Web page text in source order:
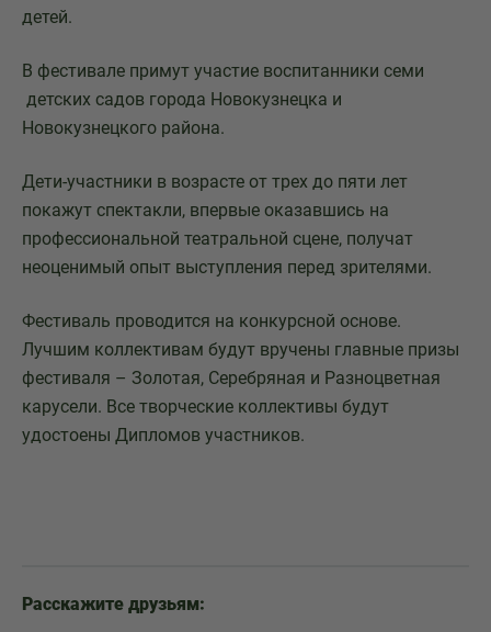
детей.
В фестивале примут участие воспитанники семи
детских садов города Новокузнецка и
Новокузнецкого района.
Дети-участники в возрасте от трех до пяти лет
покажут спектакли, впервые оказавшись на
профессиональной театральной сцене, получат
неоценимый опыт выступления перед зрителями.
Фестиваль проводится на конкурсной основе.
Лучшим коллективам будут вручены главные призы
фестиваля – Золотая, Серебряная и Разноцветная
карусели. Все творческие коллективы будут
удостоены Дипломов участников.
Расскажите друзьям: